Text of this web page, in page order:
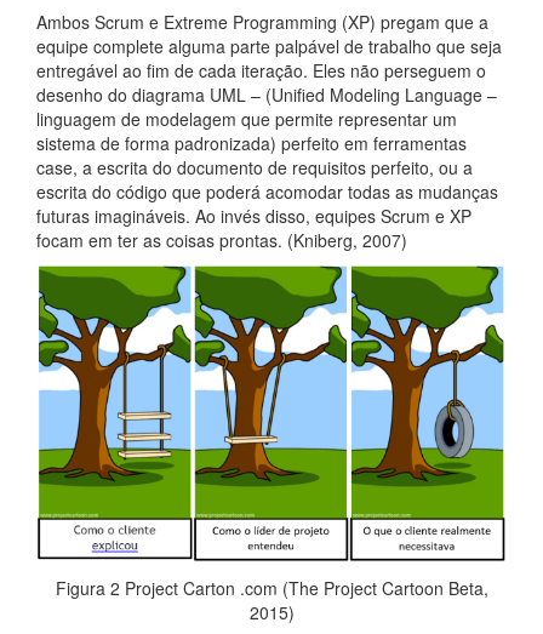
Ambos Scrum e Extreme Programming (XP) pregam que a
equipe complete alguma parte palpável de trabalho que seja
entregável ao fim de cada iteração. Eles não perseguem o
desenho do diagrama UML – (Unified Modeling Language –
linguagem de modelagem que permite representar um
sistema de forma padronizada) perfeito em ferramentas
case, a escrita do documento de requisitos perfeito, ou a
escrita do código que poderá acomodar todas as mudanças
futuras imagináveis. Ao invés disso, equipes Scrum e XP
focam em ter as coisas prontas. (Kniberg, 2007)
Figura 2 Project Carton .com (The Project Cartoon Beta,
2015)